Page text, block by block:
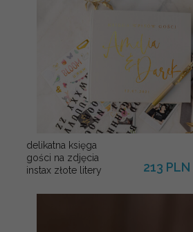
delikatna księga
gości na zdjęcia
instax złote litery
213 PLN